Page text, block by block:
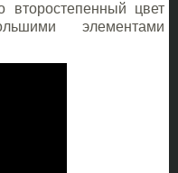
второстепенный цвет
элементами